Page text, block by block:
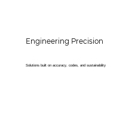
Engineering Precision
Solutions built on accuracy, codes, and sustainability